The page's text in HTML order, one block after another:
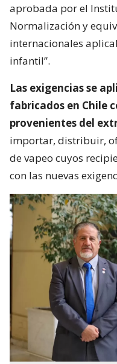
aprobada por el
Normalización y
internacionales
infantil”.
Las exigencias se
fabricados en Chile
provenientes del
importar, distribuir,
de vapeo cuyos
con las nuevas